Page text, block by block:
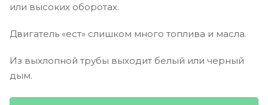
или высоких оборотах.
Двигатель «ест» слишком много топлива и масла.
Из выхлопной трубы выходит белый или черный
дым.